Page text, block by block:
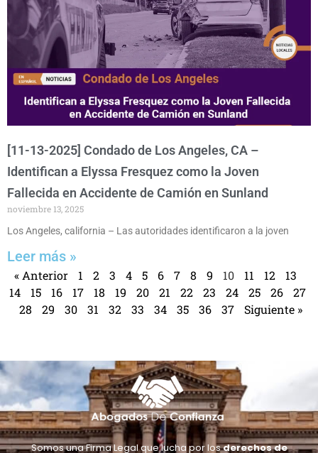
[11-13-2025] Condado de Los Angeles, CA –
Identifican a Elyssa Fresquez como la Joven
Fallecida en Accidente de Camión en Sunland
noviembre 13, 2025
Los Angeles, california – Las autoridades identificaron a la joven
Leer más »
« Anterior 1 2 3 4 5 6 7 8 9 10 11 12
13
14
15 16 17 18 19 20 21 22 23 24 25 26
27
28
29 30 31 32 33 34 35 36 37 Siguiente »
Somos una Firma Legal que lucha por losderechos de